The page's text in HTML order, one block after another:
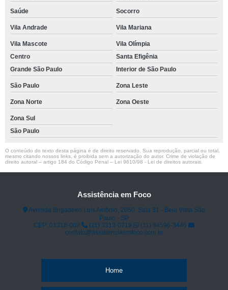
Saúde Socorro
Vila Andrade Vila Mariana
Vila Mascote
Vila Olímpia
Centro
Santa Efigênia
Grande São Paulo
Interior de São Paulo
São Paulo Zona Leste
Zona Norte Zona Oeste
Zona Sul
São Paulo
O conteúdo do texto desta página é de direito reservado. Sua reprodução, parcial ou total,
mesmo citando nossos links, é proibida sem a autorização do autor. Crime de violação de
direito autoral – artigo 184 do Código Penal – Lei 9610/98 - Lei de direitos autorais
Assistência em Foco
Avenida Brigadeiro Luís Antônio, 2050, Sala 31 - Bela Vista São
Paulo - SP
CEP: 01318-002
(11) 3313-0719
(11) 94596-3446
contato@assistenciaemfoco.com.br
Home